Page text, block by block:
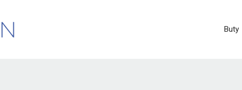
Buty